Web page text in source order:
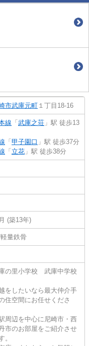
市武庫元町 １丁目18-16
線 「 武庫之荘 」駅 徒歩13
「 甲子園口 」駅 徒歩37分
「 立花 」駅 徒歩38分
(築13年)
量鉄骨
の里小学校 武庫中学校
をしたいなら最大仲介手
住空間にお任せくださ
周辺を中心に尼崎市・西
市のお部屋をご紹介させ
。